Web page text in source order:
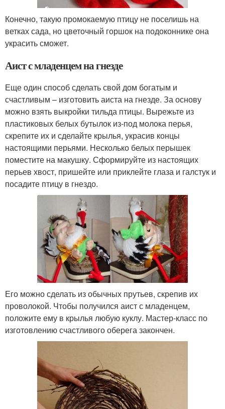
Конечно, такую промокаемую птицу не поселишь на
ветках сада, но цветочный горшок на подоконнике она
украсить сможет.
Аист с младенцем на гнезде
Еще один способ сделать свой дом богатым и
счастливым – изготовить аиста на гнезде. За основу
можно взять выкройки тильда птицы. Вырежьте из
пластиковых белых бутылок из-под молока перья,
скрепите их и сделайте крылья, украсив концы
настоящими перьями. Несколько белых перышек
поместите на макушку. Сформируйте из настоящих
перьев хвост, пришейте или приклейте глаза и галстук и
посадите птицу в гнездо.
Его можно сделать из обычных прутьев, скрепив их
проволокой. Чтобы получился аист с младенцем,
положите ему в крылья любую куклу. Мастер-класс по
изготовлению счастливого оберега закончен.